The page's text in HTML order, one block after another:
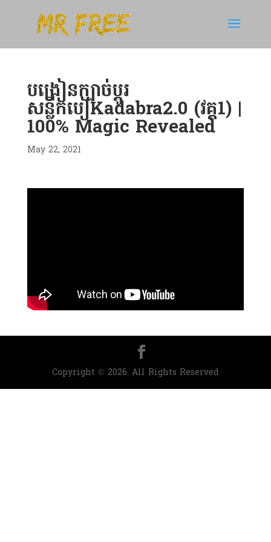
បង្រៀនក្បាច់ប្តូរ
សន្លឹកបៀKadabra2.0 (វគ្គ1) |
100% Magic Revealed
May 22, 2021
Copyright © 2026. All Rights Reserved